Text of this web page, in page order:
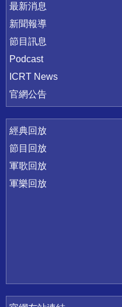
最新消息
新聞報導
節目訊息
Podcast
ICRT News
官網公告
經典回放
節目回放
軍歌回放
軍樂回放